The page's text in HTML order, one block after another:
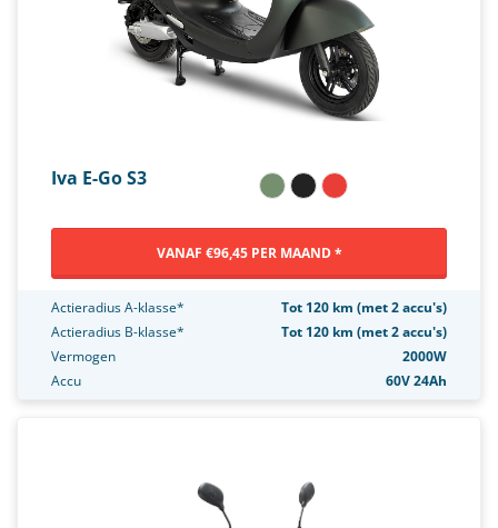
Iva E-Go S3
VANAF €96,45 PER MAAND *
Actieradius A-klasse*
Tot 120 km (met 2 accu's)
Actieradius B-klasse*
Tot 120 km (met 2 accu's)
Vermogen
2000W
Accu
60V 24Ah